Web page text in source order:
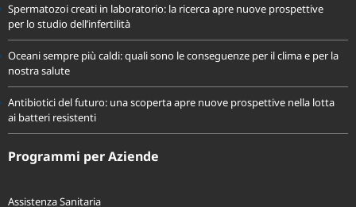
Spermatozoi creati in laboratorio: la ricerca apre nuove prospettive
per lo studio dell’infertilità
Oceani sempre più caldi: quali sono le conseguenze per il clima e per la
nostra salute
Antibiotici del futuro: una scoperta apre nuove prospettive nella lotta
ai batteri resistenti
Programmi per Aziende
Assistenza Sanitaria